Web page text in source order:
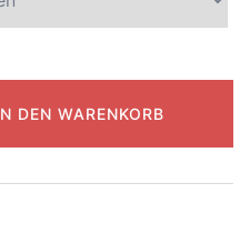
DEN WARENKORB